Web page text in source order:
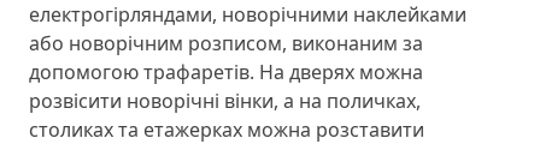
електрогірляндами, новорічними наклейками
або новорічним розписом, виконаним за
допомогою трафаретів. На дверях можна
розвісити новорічні вінки, а на поличках,
столиках та етажерках можна розставити